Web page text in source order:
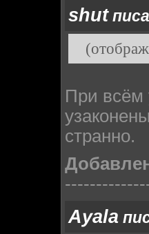
shut
При всём
странно.
Ayala